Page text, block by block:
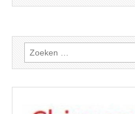
Zoeken
naar: